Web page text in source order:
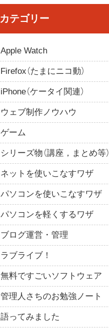
カテゴリー
Apple Watch
Firefox（たまにニコ動）
iPhone（ケータイ関連）
ウェブ制作ノウハウ
ゲーム
シリーズ物（講座，まとめ等）
ネットを使いこなすワザ
パソコンを使いこなすワザ
パソコンを軽くするワザ
ブログ運営・管理
ラブライブ！
無料ですごいソフトウェア
管理人さちのお勉強ノート
語ってみました